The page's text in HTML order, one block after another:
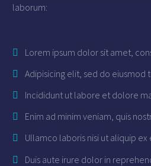
laborum:
Lorem ipsum dolor sit amet,
Adipisicing elit, sed do eiusmod
Incididunt ut labore et dolore
Enim ad minim veniam, quis
Ullamco laboris nisi ut aliquip
Duis aute irure dolor in